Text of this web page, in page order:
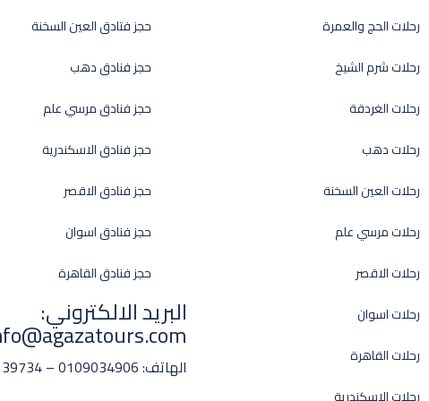
حجز فتادق العين السخنة
حجز فنادق دهب
حجز فنادق مرسي علم
حجز فنادق الاسكندرية
حجز فنادق الاقصر
حجز فنادق اسوان
حجز فنادق القاهرة
البريد الالكتروني:
الهاتف:0109034906 – 01008139734
رحلات الحج والعمرة
رحلات شرم الشيخ
رحلات الغردقة
رحلات دهب
رحلات العين السخنة
رحلات مرسي علم
رحلات الاقصر
رحلات اسوان
رحلات القاهرة